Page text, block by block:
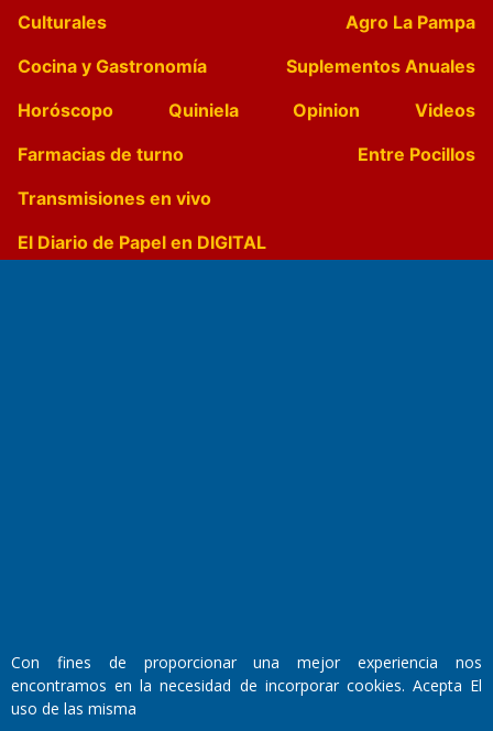
Culturales
Agro La Pampa
Cocina y Gastronomía
Suplementos Anuales
Horóscopo
Quiniela Opinion
Videos
Farmacias de turno
Entre Pocillos
Transmisiones en vivo
El Diario de Papel en DIGITAL
Director Periodístico:
Walter René Goñi
Con fines de proporcionar una mejor experiencia nos
encontramos en la necesidad de incorporar cookies. Acepta El
uso de las misma